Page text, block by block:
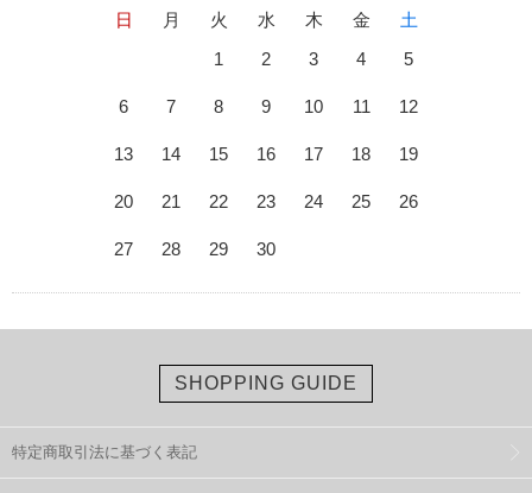
日 月 火 水 木 金
土
1
2 3 4 5
6 7 8 9 10 11 12
13 14 15 16 17 18 19
20 21 22 23 24 25 26
27 28 29 30
SHOPPING GUIDE
特定商取引法に基づく表記